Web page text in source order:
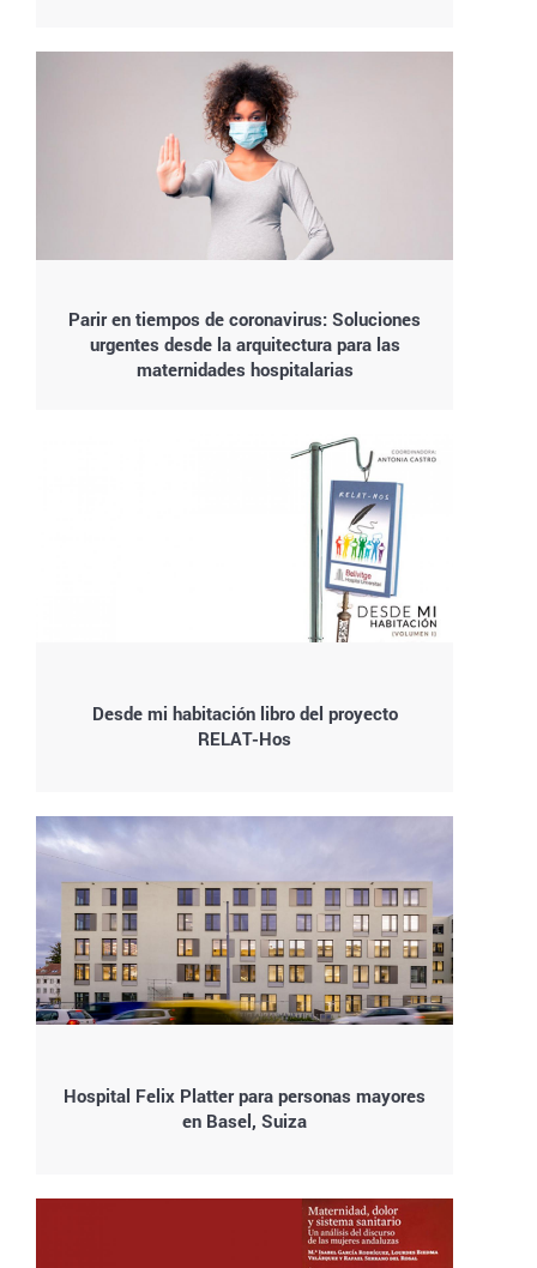
Parir en tiempos de coronavirus: Soluciones
urgentes desde la arquitectura para las
maternidades hospitalarias
Desde mi habitación libro del proyecto
RELAT-Hos
Hospital Felix Platter para personas mayores
en Basel, Suiza